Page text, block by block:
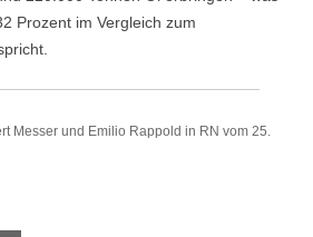
Prozent im Vergleich zum
Messer und Emilio Rappold in RN vom 25.